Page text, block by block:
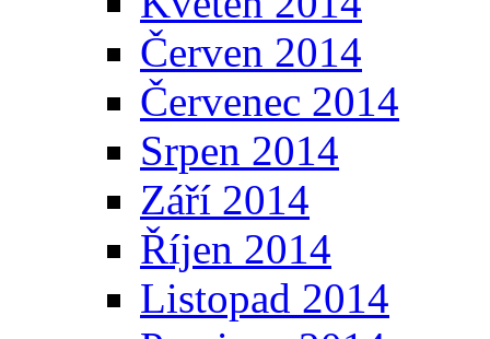
Červen 2014
Červenec 2014
Srpen 2014
Září 2014
Říjen 2014
Listopad 2014